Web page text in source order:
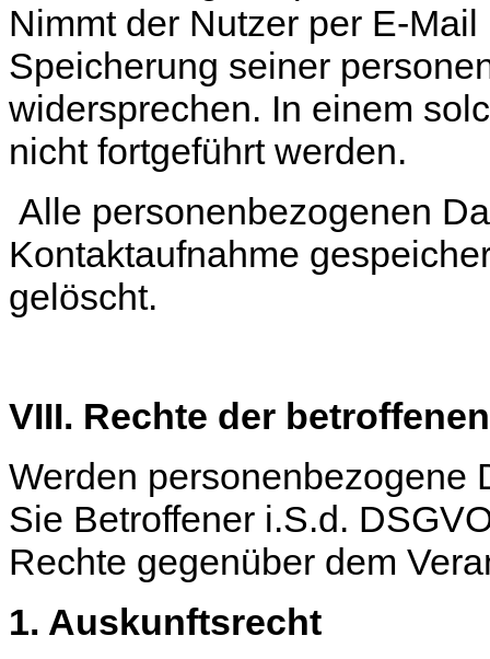
Nimmt der Nutzer per E-
Speicherung seiner
widersprechen. In einem
nicht fortgeführt werden.
Alle personenbezogenen
Kontaktaufnahme
gelöscht.
VIII. Rechte der
Werden personenbezogene
Sie Betroffener i.S.d.
Rechte gegenüber dem
1. Auskunftsrecht